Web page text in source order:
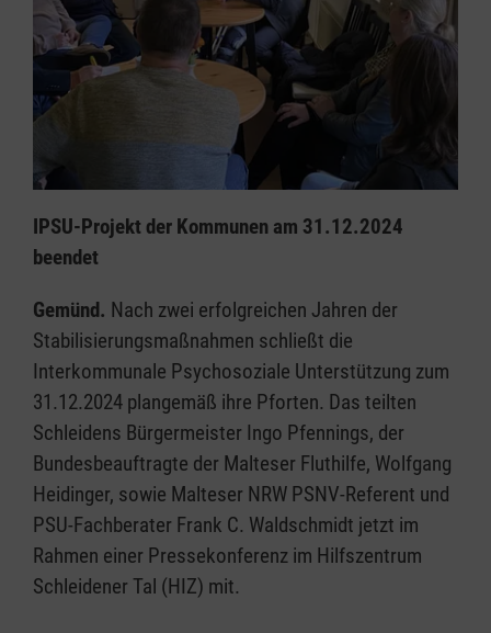
IPSU-Projekt der Kommunen am 31.12.2024
beendet
Gemünd. Nach zwei erfolgreichen Jahren der
Stabilisierungsmaßnahmen schließt die
Interkommunale Psychosoziale Unterstützung zum
31.12.2024 plangemäß ihre Pforten. Das teilten
Schleidens Bürgermeister Ingo Pfennings, der
Bundesbeauftragte der Malteser Fluthilfe, Wolfgang
Heidinger, sowie Malteser NRW PSNV-Referent und
PSU-Fachberater Frank C. Waldschmidt jetzt im
Rahmen einer Pressekonferenz im Hilfszentrum
Schleidener Tal (HIZ) mit.